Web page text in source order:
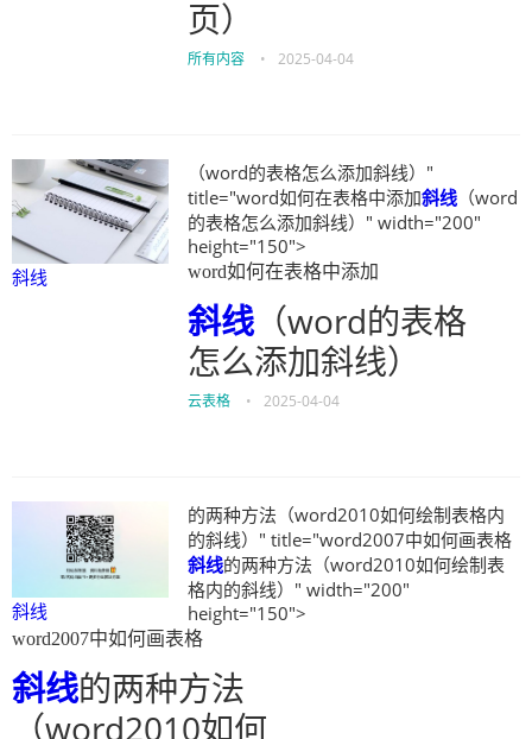
页）
所有内容 • 2025-04-04
斜线
（word的表格怎么添加斜线）"
title="word如何在表格中添加斜线 （word
的表格怎么添加斜线）" width="200"
height="150">
word如何在表格中添加
斜线（word的表格
怎么添加斜线）
云表格 • 2025-04-04
斜线
的两种方法（word2010如何绘制表格内
的斜线）" title="word2007中如何画表格
斜线的两种方法（word2010如何绘制表
格内的斜线）" width="200"
height="150">
word2007中如何画表格
斜线的两种方法
（word2010如何